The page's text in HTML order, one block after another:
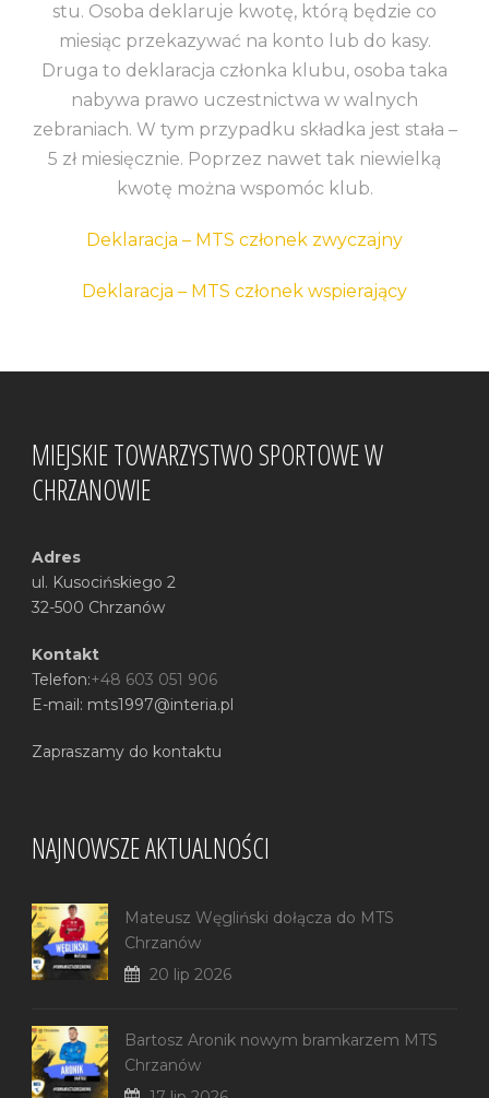
stu. Osoba deklaruje kwotę, którą będzie co
miesiąc przekazywać na konto lub do kasy.
Druga to deklaracja członka klubu, osoba taka
nabywa prawo uczestnictwa w walnych
zebraniach. W tym przypadku składka jest stała –
5 zł miesięcznie. Poprzez nawet tak niewielką
kwotę można wspomóc klub.
Deklaracja – MTS członek zwyczajny
Deklaracja – MTS członek wspierający
MIEJSKIE TOWARZYSTWO SPORTOWE W
CHRZANOWIE
Adres
ul. Kusocińskiego 2
32-500 Chrzanów
Kontakt
Telefon:+48 603 051 906
E-mail: mts1997@interia.pl
Zapraszamy do kontaktu
NAJNOWSZE AKTUALNOŚCI
Mateusz Węgliński dołącza do MTS
Chrzanów
20 lip 2026
Bartosz Aronik nowym bramkarzem MTS
Chrzanów